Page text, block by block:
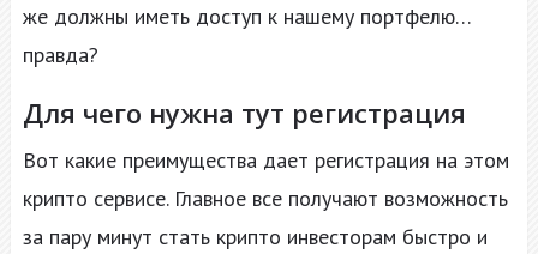
же должны иметь доступ к нашему портфелю…
правда?
Для чего нужна тут регистрация
Вот какие преимущества дает регистрация на этом
крипто сервисе. Главное все получают возможность
за пару минут стать крипто инвесторам быстро и